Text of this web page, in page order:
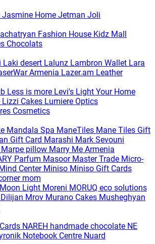
Jasmine Home Jetman Joli
Fashion House Kidz Mall
Chocolats
Laki desert Lalunz Lambron Wallet Lara
Armenia Lazer.am Leather
Less is more Levi's Light Your Home
Lizzi Cakes Lumiere Optics
Cosmetics
Mandala Spa ManeTiles Mane Tiles Gift
Gift Card Marashi Mark Sevouni
Marpe pillow Marry Me Armenia
Parfum Masoor Master Trade Micro-
Center Miniso Miniso Gift Cards
mom
Moon Light Moreni MORUQ eco solutions
Mrov Murano Cakes Musheghyan
NAREH handmade chocolate NE
Notebook Centre Nuard